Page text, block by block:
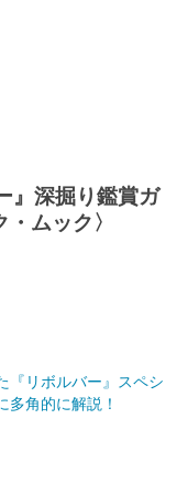
』深掘り鑑賞ガ
ムック〉
『リボルバー』スペシ
多角的に解説！